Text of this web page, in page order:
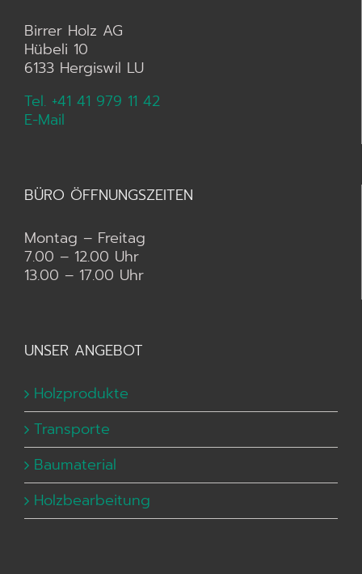
Birrer Holz AG
Hübeli 10
6133 Hergiswil LU
Tel. +41 41 979 11 42
E-Mail
BÜRO ÖFFNUNGSZEITEN
Montag – Freitag
7.00 – 12.00 Uhr
13.00 – 17.00 Uhr
UNSER ANGEBOT
Holzprodukte
Transporte
Baumaterial
Holzbearbeitung